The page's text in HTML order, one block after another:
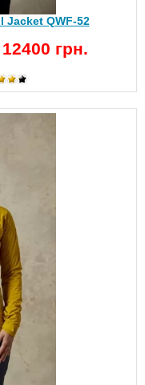
Jacket QWF-52
12400 грн.